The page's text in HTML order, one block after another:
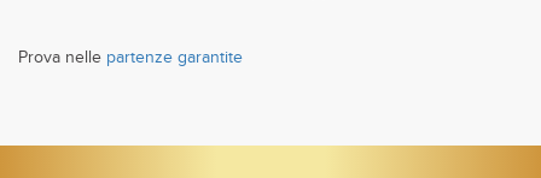
Prova nelle partenze garantite